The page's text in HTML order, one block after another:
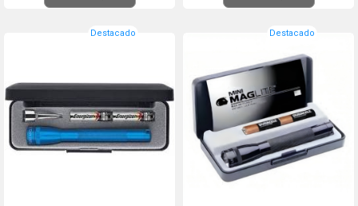
Destacado Destacado